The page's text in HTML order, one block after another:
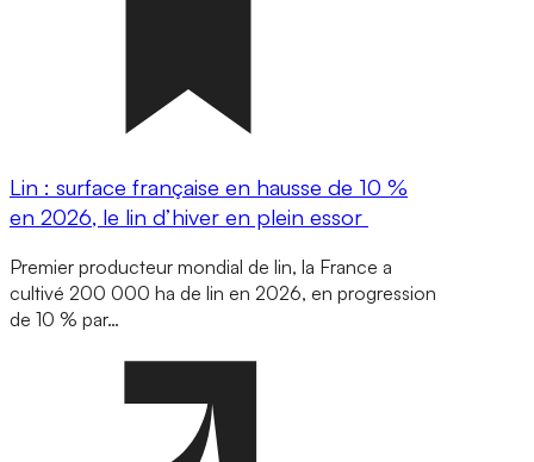
Lin : surface française en hausse de 10 %
en 2026, le lin d’hiver en plein essor
Premier producteur mondial de lin, la France a
cultivé 200 000 ha de lin en 2026, en progression
de 10 % par…